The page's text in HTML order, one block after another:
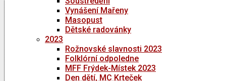
Vynášení Mařeny
Masopust
Dětské radovánky
2023
Rožnovské slavnosti 2023
Folklórní odpoledne
MFF Frýdek-Místek 2023
Den dětí, MC Krteček